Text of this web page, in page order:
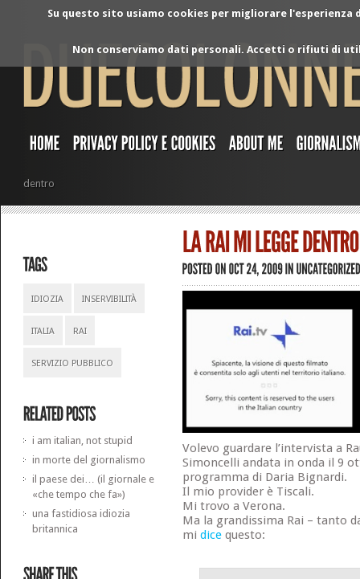
Su questo sito usiamo cookies per migliorare
Non conserviamo dati personali. Accetti o rifiuti di
dentro
IDIOZIA INSERVIBILITÀ
ITALIA RAI
SERVIZIO PUBBLICO
i am italian, not stupid
in morte del giornalismo
il paese dei… (il giornale e
«che tempo che fa»)
una fastidiosa idiozia
britannica
Volevo guardare l’intervista a
Simoncelli andata in onda il 9
programma di Daria Bignardi.
Il mio provider è Tiscali.
Mi trovo a Verona.
Ma la grandissima Rai – tanto
mi dicequesto: